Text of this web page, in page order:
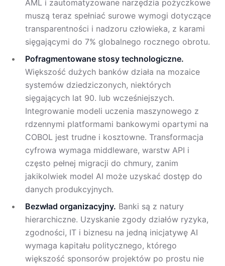
AML i zautomatyzowane narzędzia pożyczkowe
muszą teraz spełniać surowe wymogi dotyczące
transparentności i nadzoru człowieka, z karami
sięgającymi do 7% globalnego rocznego obrotu.
Pofragmentowane stosy technologiczne.
Większość dużych banków działa na mozaice
systemów dziedziczonych, niektórych
sięgających lat 90. lub wcześniejszych.
Integrowanie modeli uczenia maszynowego z
rdzennymi platformami bankowymi opartymi na
COBOL jest trudne i kosztowne. Transformacja
cyfrowa wymaga middleware, warstw API i
często pełnej migracji do chmury, zanim
jakikolwiek model AI może uzyskać dostęp do
danych produkcyjnych.
Bezwład organizacyjny. Banki są z natury
hierarchiczne. Uzyskanie zgody działów ryzyka,
zgodności, IT i biznesu na jedną inicjatywę AI
wymaga kapitału politycznego, którego
większość sponsorów projektów po prostu nie